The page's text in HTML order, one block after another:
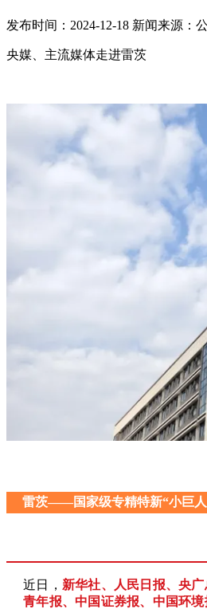
发布时间：2024-12-18 新闻来源：
央媒、主流媒体走进雷茨
雷茨——国家级专精特新“小巨
近日， 新华社、人民日报、央
青年报、中国证券报、中国环